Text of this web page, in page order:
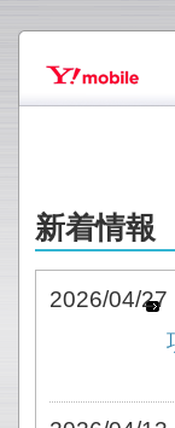
新着情報
2026/04/27